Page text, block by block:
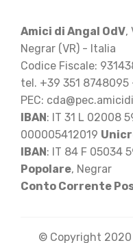
Amici di Angal OdV,
Negrar (VR) - Italia
Codice Fiscale:
tel. +39 351
PEC:
IBAN: IT 31 L 02008
000005412019
IBAN: IT 84 F 05034
Popolare, Negrar
Conto Corrente
© Copyright